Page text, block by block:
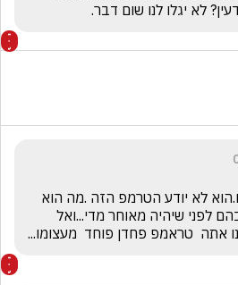
לא יגלו לנו שום דבר.
אתה  טראמפ פחדן פוחד  מעצומו...